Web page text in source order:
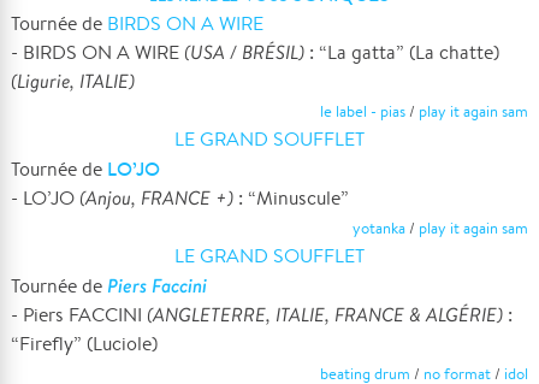
Tournée de BIRDS ON A WIRE
- BIRDS ON A WIRE (USA / BRÉSIL) : “La gatta” (La chatte)
(Ligurie, ITALIE)
le label - pias/ play it again sam
LE GRAND SOUFFLET
Tournée de LO’JO
- LO’JO (Anjou, FRANCE +) : “Minuscule”
yotanka/ play it again sam
LE GRAND SOUFFLET
Tournée de Piers Faccini
- Piers FACCINI (ANGLETERRE, ITALIE, FRANCE & ALGÉRIE) :
“Firefly” (Luciole)
beating drum / no format/ idol